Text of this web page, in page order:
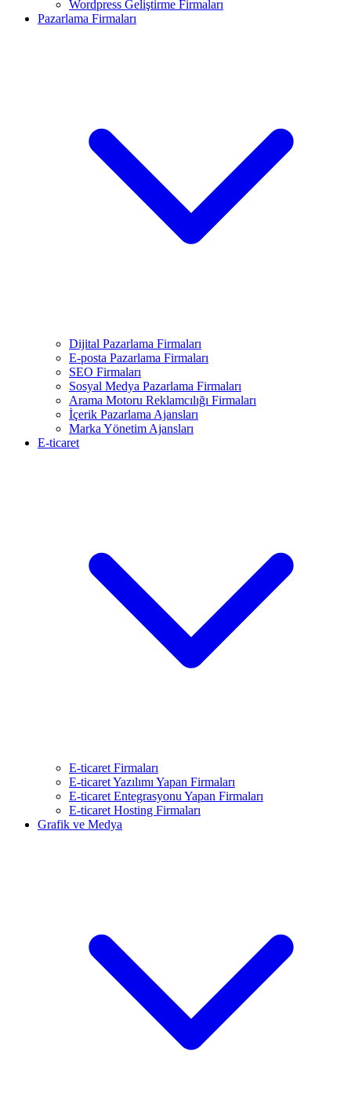
Wordpress Geliştirme Firmaları
Pazarlama Firmaları
Dijital Pazarlama Firmaları
E-posta Pazarlama Firmaları
SEO Firmaları
Sosyal Medya Pazarlama Firmaları
Arama Motoru Reklamcılığı Firmaları
İçerik Pazarlama Ajansları
Marka Yönetim Ajansları
E-ticaret
E-ticaret Firmaları
E-ticaret Yazılımı Yapan Firmaları
E-ticaret Entegrasyonu Yapan Firmaları
E-ticaret Hosting Firmaları
Grafik ve Medya